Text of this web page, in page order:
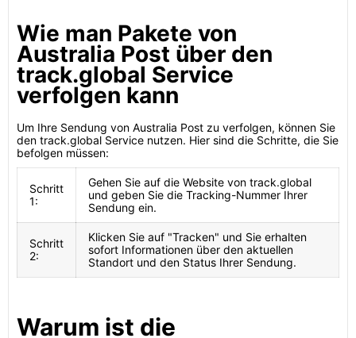
Wie man Pakete von
Australia Post über den
track.global Service
verfolgen kann
Um Ihre Sendung von Australia Post zu verfolgen, können Sie
den track.global Service nutzen. Hier sind die Schritte, die Sie
befolgen müssen:
Schritt
1:
Gehen Sie auf die Website von track.global
und geben Sie die Tracking-Nummer Ihrer
Sendung ein.
Schritt
2:
Klicken Sie auf "Tracken" und Sie erhalten
sofort Informationen über den aktuellen
Standort und den Status Ihrer Sendung.
Warum ist die